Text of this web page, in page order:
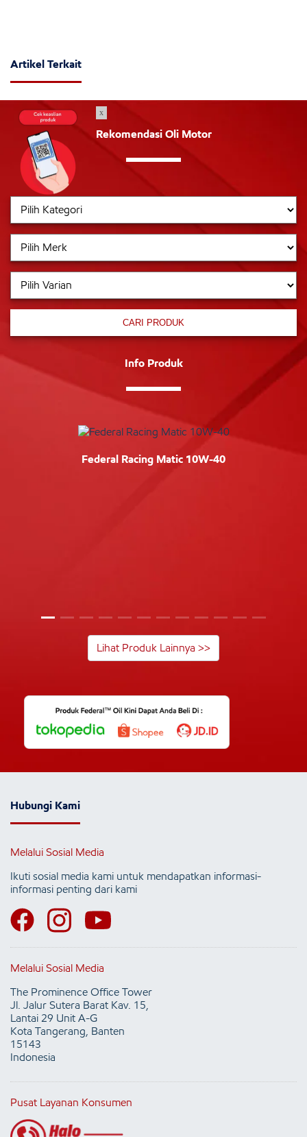
Artikel Terkait
Rekomendasi Oli Motor
CARI PRODUK
Info Produk
Federal Racing Matic 10W-40
Lihat Produk Lainnya >>
Hubungi Kami
Melalui Sosial Media
Ikuti sosial media kami untuk mendapatkan informasi-
informasi penting dari kami
Melalui Sosial Media
The Prominence Office Tower
Jl. Jalur Sutera Barat Kav. 15,
Lantai 29 Unit A-G
Kota Tangerang, Banten
15143
Indonesia
Pusat Layanan Konsumen
x